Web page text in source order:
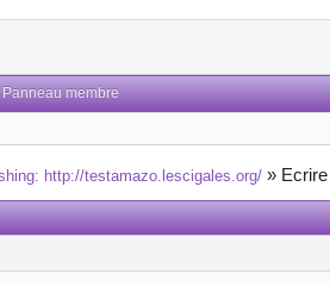
Panneau membre
http://testamazo.lescigales.org/ »